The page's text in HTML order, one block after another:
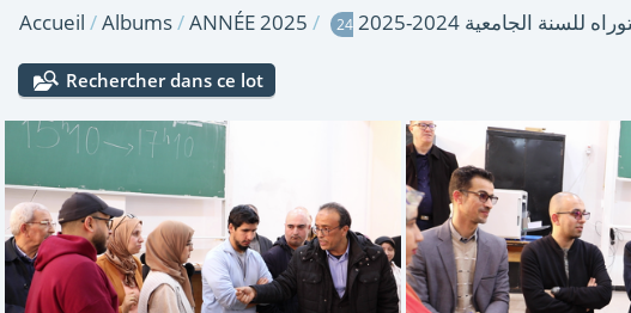
Accueil /Albums/ANNÉE 2025 / للسنة الجامعية 2024-2025 24
Rechercher dans ce lot